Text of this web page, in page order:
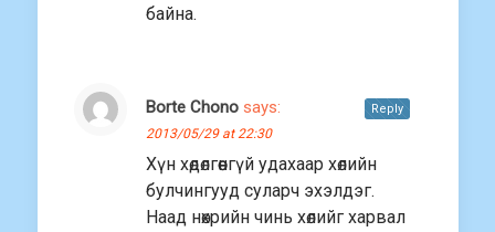
байна.
Borte Chono says:
2013/05/29 at 22:30
Хүн хөдөлгөөнгүй удахаар хөлийн
булчингууд суларч эхэлдэг.
Наад нөхрийн чинь хөлийг харвал
Reply